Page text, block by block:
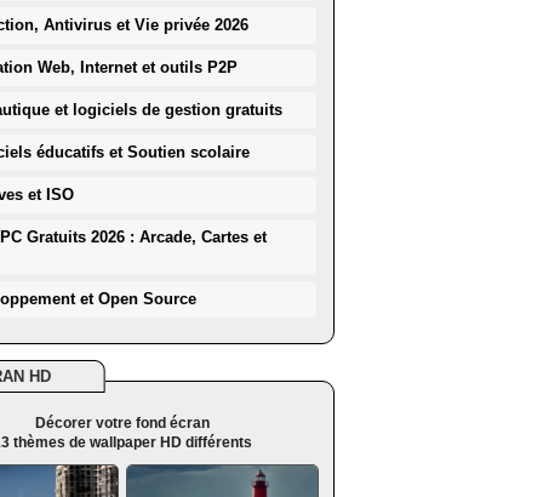
Antivirus et Vie privée 2026
Web, Internet et outils P2P
et logiciels de gestion gratuits
éducatifs et Soutien scolaire
et ISO
Gratuits 2026 : Arcade, Cartes et
et Open Source
HD
Décorer votre fond écran
thèmes de wallpaper HD différents